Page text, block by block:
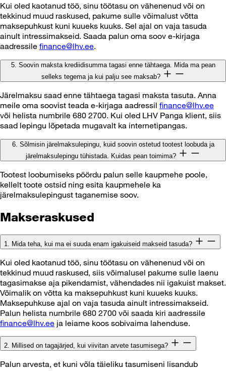
Kui oled kaotanud töö, sinu töötasu on vähenenud või on
tekkinud muud raskused, pakume sulle võimalust võtta
maksepuhkust kuni kuueks kuuks. Sel ajal on vaja tasuda
ainult intressimakseid. Saada palun oma soov e-kirjaga
aadressile finance@lhv.ee.
5. Soovin maksta krediidisumma tagasi enne tähtaega. Mida ma pean
selleks tegema ja kui palju see maksab?
Järelmaksu saad enne tähtaega tagasi maksta tasuta. Anna
meile oma soovist teada e-kirjaga aadressil finance@lhv.ee
või helista numbrile 680 2700. Kui oled LHV Panga klient, siis
saad lepingu lõpetada mugavalt ka internetipangas.
6. Sõlmisin järelmaksulepingu, kuid soovin ostetud tootest loobuda ja
järelmaksulepingu tühistada. Kuidas pean toimima?
Tootest loobumiseks pöördu palun selle kaupmehe poole,
kellelt toote ostsid ning esita kaupmehele ka
järelmaksulepingust taganemise soov.
Makseraskused
1. Mida teha, kui ma ei suuda enam igakuiseid makseid tasuda?
Kui oled kaotanud töö, sinu töötasu on vähenenud või on
tekkinud muud raskused, siis võimalusel pakume sulle laenu
tagasimakse aja pikendamist, vähendades nii igakuist makset.
Võimalik on võtta ka maksepuhkust kuni kuueks kuuks.
Maksepuhkuse ajal on vaja tasuda ainult intressimakseid.
Palun helista numbrile 680 2700 või saada kiri aadressile
finance@lhv.ee ja leiame koos sobivaima lahenduse.
2. Millised on tagajärjed, kui viivitan arvete tasumisega?
Palun arvesta, et kuni võla täieliku tasumiseni lisandub